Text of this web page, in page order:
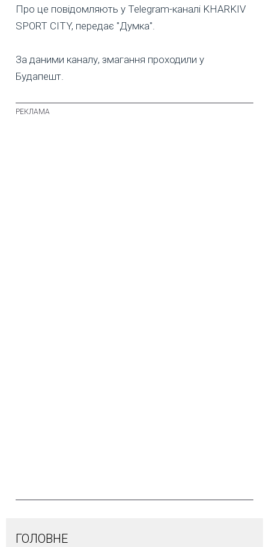
Про це повідомляють у Telegram-каналі KHARKIV
SPORT CITY, передає "Думка".
За даними каналу, змагання проходили у
Будапешт.
ГОЛОВНЕ